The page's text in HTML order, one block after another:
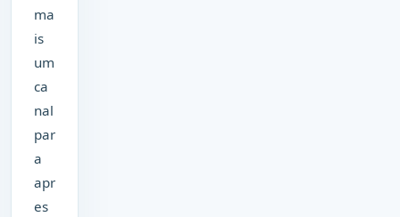
ma
is
um
ca
nal
par
a
apr
es